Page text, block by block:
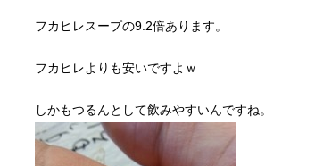
フカヒレスープの9.2倍あります。
フカヒレよりも安いですよｗ
しかもつるんとして飲みやすいんですね。